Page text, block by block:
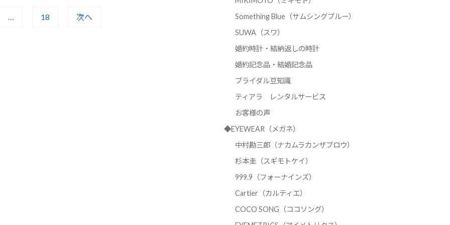
… 18 次へ
Something Blue（サムシングブルー）
SUWA（スワ）
婚約時計・結納返しの時計
婚約記念品・結婚記念品
ブライダル豆知識
ティアラ レンタルサービス
お客様の声
◆EYEWEAR（メガネ）
中村勘三郎（ナカムラカンザブロウ）
杉本圭（スギモトケイ）
999.9（フォーナインズ）
Cartier（カルティエ）
COCO SONG（ココソング）